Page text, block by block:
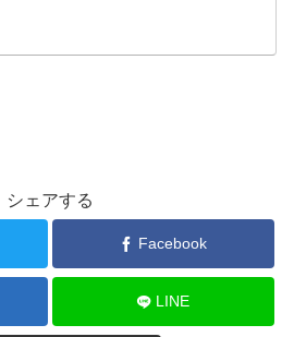
シェアする
Facebook
LINE